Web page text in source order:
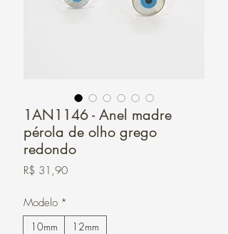
1AN1146 - Anel madre
pérola de olho grego
redondo
R$ 31,90Preço
Modelo *
10mm 12mm